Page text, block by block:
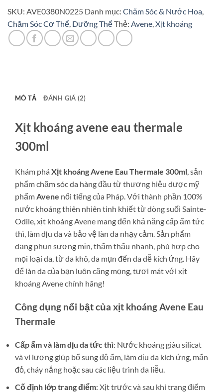
Eau
300ml
số
SKU: AVE0380N0225 Danh mục: Chăm Sóc & Nước Hoa,
Chăm Sóc Cơ Thể, Dưỡng ThểThẻ: Avene,Xịt khoáng
MÔ TẢ ĐÁNH GIÁ (2)
Xịt khoáng avene eau thermale
300ml
Khám phá Xịt khoáng Avene Eau Thermale 300ml, sản
phẩm chăm sóc da hàng đầu từ thương hiệu dược mỹ
phẩmAvene nổi tiếng của Pháp. Với thành phần 100%
nước khoáng thiên nhiên tinh khiết từ dòng suối Sainte-
Odile, xịt khoáng Avene mang đến khả năng cấp ẩm tức
thì, làm dịu da và bảo vệ làn da nhạy cảm. Sản phẩm
dạng phun sương mịn, thẩm thấu nhanh, phù hợp cho
mọi loại da, từ da khô, da mụn đến da dễ kích ứng. Hãy
để làn da của bạn luôn căng mọng, tươi mát với xịt
khoáng Avene chính hãng!
Công dụng nổi bật của xịt khoáng Avene Eau
Thermale
Cấp ẩm và làm dịu da tức thì: Nước khoáng giàu silicat
và vi lượng giúp bổ sung độ ẩm, làm dịu da kích ứng, mẩn
đỏ, cháy nắng hoặc sau các liệu trình da liễu.
Cố định lớp trang điểm: Xịt trước và sau khi trang điểm